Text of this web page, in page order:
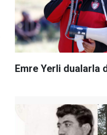
Emre Yerli dualarla